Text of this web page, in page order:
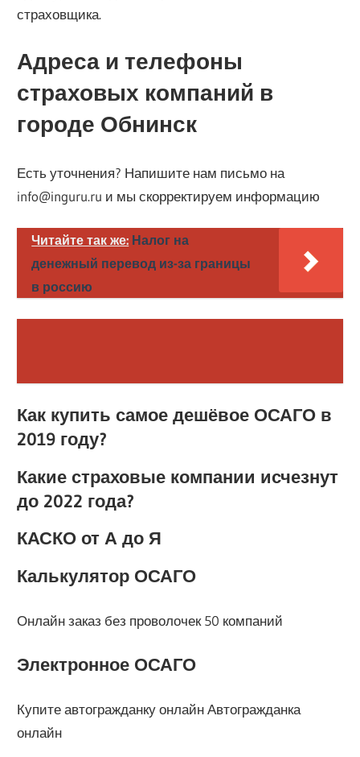
страховщика.
Адреса и телефоны
страховых компаний в
городе Обнинск
Есть уточнения? Напишите нам письмо на
info@inguru.ru и мы скорректируем информацию
Читайте так же: Налог на
денежный перевод из-за границы
в россию
Как купить самое дешёвое ОСАГО в
2019 году?
Какие страховые компании исчезнут
до 2022 года?
КАСКО от А до Я
Калькулятор ОСАГО
Онлайн заказ без проволочек 50 компаний
Электронное ОСАГО
Купите автогражданку онлайн Автогражданка
онлайн